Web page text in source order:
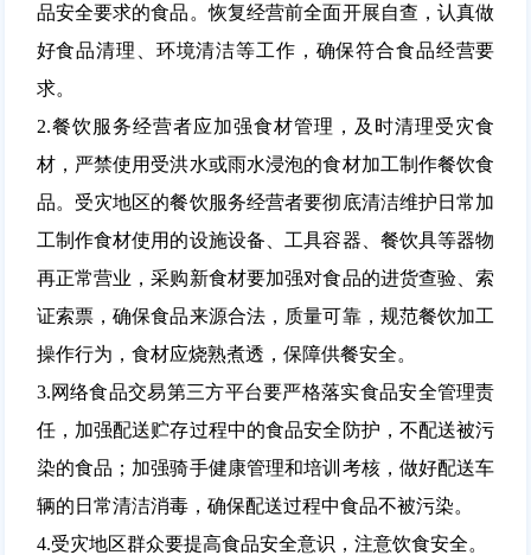
品安全要求的食品。恢复经营前全面开展自查，认真做
好食品清理、环境清洁等工作，确保符合食品经营要
求。
2.餐饮服务经营者应加强食材管理，及时清理受灾食
材，严禁使用受洪水或雨水浸泡的食材加工制作餐饮食
品。受灾地区的餐饮服务经营者要彻底清洁维护日常加
工制作食材使用的设施设备、工具容器、餐饮具等器物
再正常营业，采购新食材要加强对食品的进货查验、索
证索票，确保食品来源合法，质量可靠，规范餐饮加工
操作行为，食材应烧熟煮透，保障供餐安全。
3.网络食品交易第三方平台要严格落实食品安全管理责
任，加强配送贮存过程中的食品安全防护，不配送被污
染的食品；加强骑手健康管理和培训考核，做好配送车
辆的日常清洁消毒，确保配送过程中食品不被污染。
4.受灾地区群众要提高食品安全意识，注意饮食安全。